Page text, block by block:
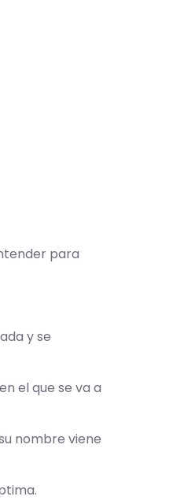
para
y se
el que se va a
nombre viene